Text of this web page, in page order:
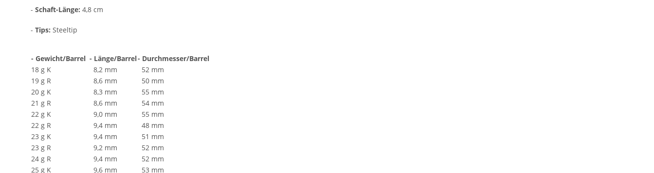
- Schaft-Länge: 4,8 cm
- Tips: Steeltip
- Gewicht/Barrel - Länge/Barrel- Durchmesser/Barrel
18 g K
8,2 mm
52 mm
19 g R
8,6 mm
50 mm
20 g K
8,3 mm
55 mm
21 g R
8,6 mm
54 mm
22 g K
9,0 mm
55 mm
22 g R
9,4 mm
48 mm
23 g K
9,4 mm
51 mm
23 g R
9,2 mm
52 mm
24 g R
9,4 mm
52 mm
25 g K
9,6 mm
53 mm